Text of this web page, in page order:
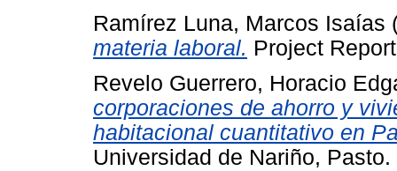
Ramírez Luna, Marcos Isaías
materia laboral. Project
Revelo Guerrero, Horacio
corporaciones de ahorro y
habitacional cuantitativo en
Universidad de Nariño, Pasto.